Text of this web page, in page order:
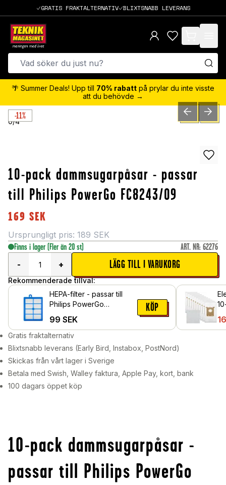
GRATIS FRAKTALTERNATIV BLIXTSNABB LEVERANS
items in cart,
🌴 Summer Deals! Upp till 70% rabatt på prylar du inte visste
att du behövde →
-11%
0/4 PREVIOUSNEXT
10-pack dammsugarpåsar - passar
till Philips PowerGo FC8243/09
169 SEK
Ursprungligt pris: 189 SEK
Finns i lager (Fler än 20 st) ART. NR: 62276
-
+ LÄGG TILL I VARUKORG
Rekommenderade tillval:
HEPA-filter - passar till
Philips PowerGo
99 SEK
KÖP
Gratis fraktalternativ
Blixtsnabb leverans (Early Bird, Instabox, PostNord)
Skickas från vårt lager i Sverige
Betala med Swish, Walley faktura, Apple Pay, kort, bank
100 dagars öppet köp
10-pack dammsugarpåsar -
passar till Philips PowerGo